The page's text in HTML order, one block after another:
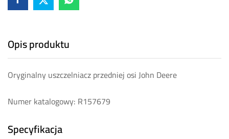
Opis produktu
Oryginalny uszczelniacz przedniej osi John Deere
Numer katalogowy: R157679
Specyfikacja